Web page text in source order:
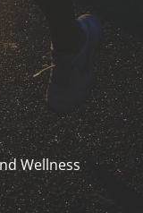
Wellness